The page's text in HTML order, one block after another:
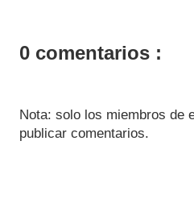
0 comentarios :
Nota: solo los miembros de
publicar comentarios.